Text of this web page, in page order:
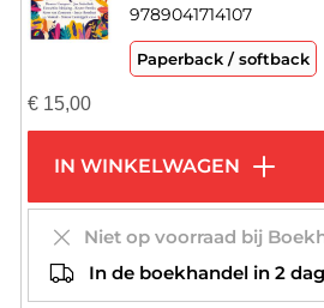
9789041714107
Paperback / softback
€15,00
IN WINKELWAGEN
Niet op voorraad bij
In de boekhandel in 2